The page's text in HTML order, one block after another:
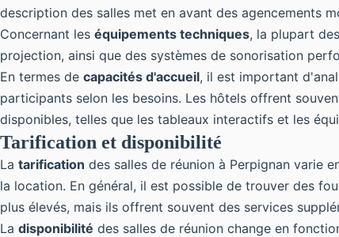
description des salles met en avant des agencements
Concernant les équipements techniques, la plupart
projection, ainsi que des systèmes de sonorisation
En termes de capacités d'accueil, il est important
participants selon les besoins. Les hôtels offrent
disponibles, telles que les tableaux interactifs et les
Tarification et disponibilité
La tarification des salles de réunion à Perpignan varie
la location. En général, il est possible de trouver des
plus élevés, mais ils offrent souvent des services
La disponibilité des salles de réunion change en